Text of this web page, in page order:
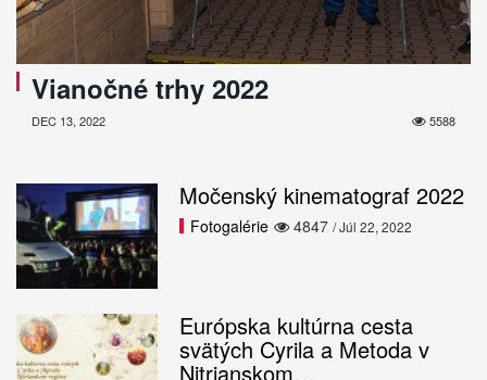
Vianočné trhy 2022
5588
DEC 13, 2022
Močenský kinematograf 2022
4847
Fotogalérie / Júl 22, 2022
Európska kultúrna cesta
svätých Cyrila a Metoda v
Nitrianskom…